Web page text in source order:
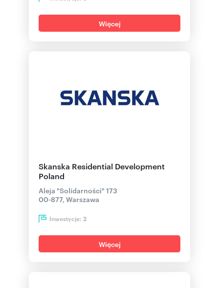
Więcej
Skanska Residential Development
Poland
Aleja "Solidarności" 173
00-877, Warszawa
Inwestycje: 2
Więcej